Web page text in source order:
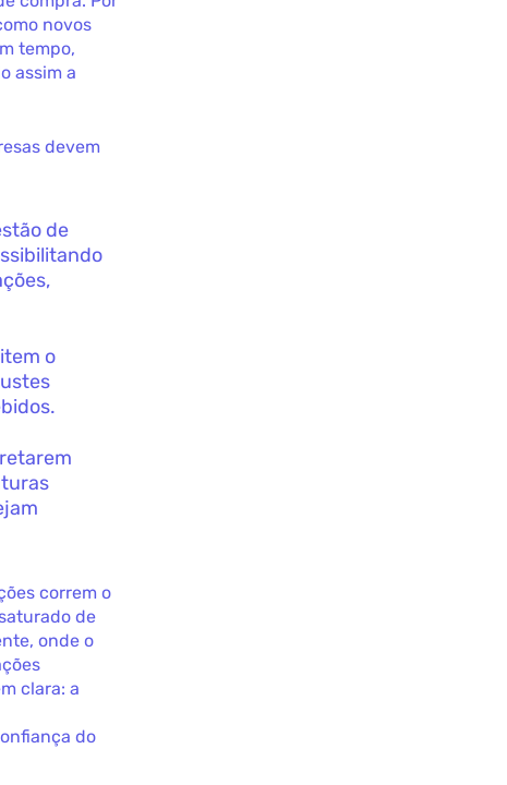
novos
tempo,
assim a
devem
de
o
correm o
de
onde o
clara: a
do